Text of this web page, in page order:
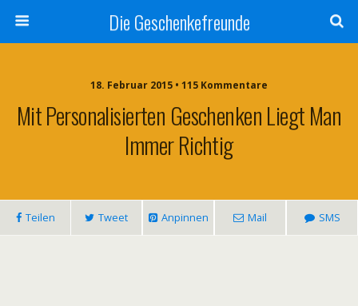
Die Geschenkefreunde
18. Februar 2015 • 115 Kommentare
Mit Personalisierten Geschenken Liegt Man
Immer Richtig
Teilen Tweet Anpinnen Mail SMS